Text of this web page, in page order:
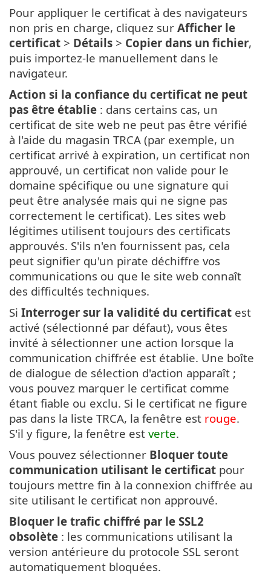
Pour appliquer le certificat à des navigateurs
non pris en charge, cliquez sur Afficher le
certificat > Détails > Copier dans un fichier,
puis importez-le manuellement dans le
navigateur.
Action si la confiance du certificat ne peut
pas être établie : dans certains cas, un
certificat de site web ne peut pas être vérifié
à l'aide du magasin TRCA (par exemple, un
certificat arrivé à expiration, un certificat non
approuvé, un certificat non valide pour le
domaine spécifique ou une signature qui
peut être analysée mais qui ne signe pas
correctement le certificat). Les sites web
légitimes utilisent toujours des certificats
approuvés. S'ils n'en fournissent pas, cela
peut signifier qu'un pirate déchiffre vos
communications ou que le site web connaît
des difficultés techniques.
Si Interroger sur la validité du certificat est
activé (sélectionné par défaut), vous êtes
invité à sélectionner une action lorsque la
communication chiffrée est établie. Une boîte
de dialogue de sélection d'action apparaît ;
vous pouvez marquer le certificat comme
étant fiable ou exclu. Si le certificat ne figure
pas dans la liste TRCA, la fenêtre est rouge.
S'il y figure, la fenêtre est verte.
Vous pouvez sélectionner Bloquer toute
communication utilisant le certificat pour
toujours mettre fin à la connexion chiffrée au
site utilisant le certificat non approuvé.
Bloquer le trafic chiffré par le SSL2
obsolète : les communications utilisant la
version antérieure du protocole SSL seront
automatiquement bloquées.